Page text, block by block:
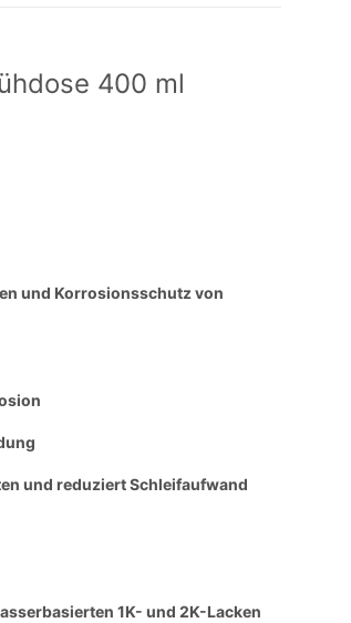
400 ml
und Korrosionsschutz von
und reduziert Schleifaufwand
1K- und 2K-Lacken